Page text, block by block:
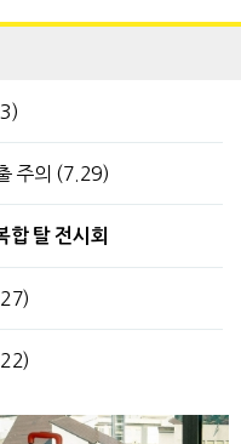
주의 (7.29)
합 탈 전시회